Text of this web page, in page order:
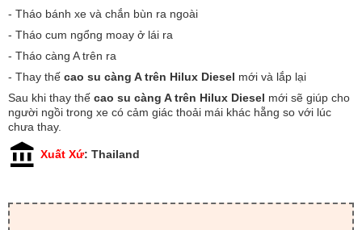
- Tháo bánh xe và chắn bùn ra ngoài
- Tháo cum ngổng moay ở lái ra
- Tháo càng A trên ra
- Thay thế cao su càng A trên Hilux Diesel mới và lắp lại
Sau khi thay thế cao su càng A trên Hilux Diesel mới sẽ giúp cho
người ngồi trong xe có cảm giác thoải mái khác hẵng so với lúc
chưa thay.
Xuất Xứ: Thailand